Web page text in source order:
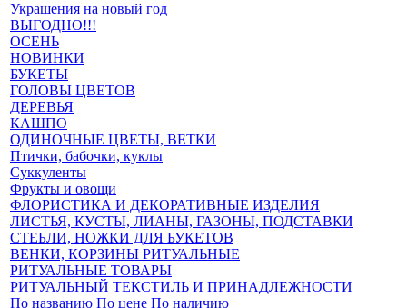
Украшения на новый год
ВЫГОДНО!!!
ОСЕНЬ
НОВИНКИ
БУКЕТЫ
ГОЛОВЫ ЦВЕТОВ
ДЕРЕВЬЯ
КАШПО
ОДИНОЧНЫЕ ЦВЕТЫ, ВЕТКИ
Птички, бабочки, куклы
Суккуленты
Фрукты и овощи
ФЛОРИСТИКА И ДЕКОРАТИВНЫЕ ИЗДЕЛИЯ
ЛИСТЬЯ, КУСТЫ, ЛИАНЫ, ГАЗОНЫ, ПОДСТАВКИ
СТЕБЛИ, НОЖКИ ДЛЯ БУКЕТОВ
ВЕНКИ, КОРЗИНЫ РИТУАЛЬНЫЕ
РИТУАЛЬНЫЕ ТОВАРЫ
РИТУАЛЬНЫЙ ТЕКСТИЛЬ И ПРИНАДЛЕЖНОСТИ
По названию По цене По наличию